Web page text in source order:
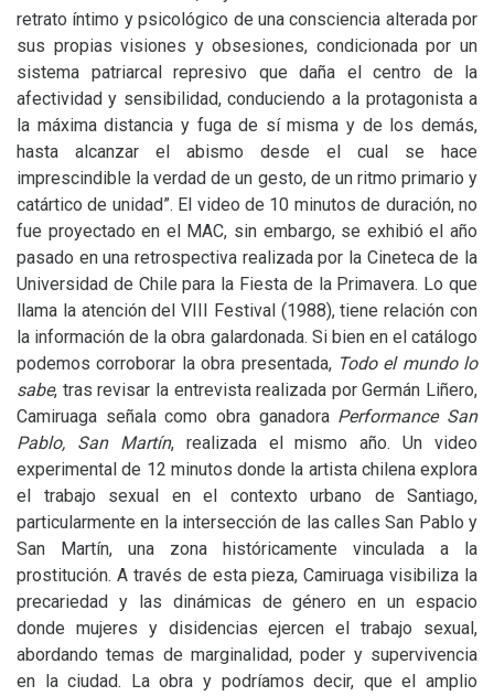
retrato íntimo y psicológico de una consciencia alterada por
sus propias visiones y obsesiones, condicionada por un
sistema patriarcal represivo que daña el centro de la
afectividad y sensibilidad, conduciendo a la protagonista a
la máxima distancia y fuga de sí misma y de los demás,
hasta alcanzar el abismo desde el cual se hace
imprescindible la verdad de un gesto, de un ritmo primario y
catártico de unidad”. El video de 10 minutos de duración, no
fue proyectado en el MAC, sin embargo, se exhibió el año
pasado en una retrospectiva realizada por la Cineteca de la
Universidad de Chile para la Fiesta de la Primavera. Lo que
llama la atención delVIII Festival (1988), tiene relación con
la información de la obra galardonada. Si bien en el catálogo
podemos corroborar la obra presentada, Todo el mundo lo
sabe, tras revisar la entrevista realizada por Germán Liñero,
Camiruaga señala como obra ganadora Performance San
Pablo, San Martín, realizada el mismo año. Un video
experimental de 12 minutos donde la artista chilena explora
el trabajo sexual en el contexto urbano de Santiago,
particularmente en la intersección de las calles San Pablo y
San Martín, una zona históricamente vinculada a la
prostitución. A través de esta pieza, Camiruaga visibiliza la
precariedad y las dinámicas de género en un espacio
donde mujeres y disidencias ejercen el trabajo sexual,
abordando temas de marginalidad, poder y supervivencia
en la ciudad. La obra y podríamos decir, que el amplio